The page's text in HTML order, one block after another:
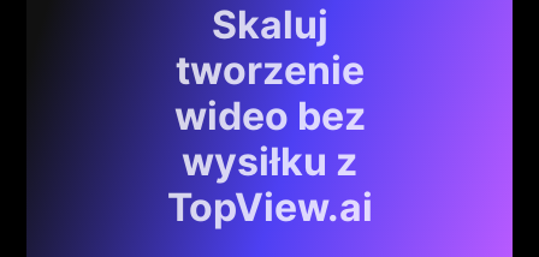
Skaluj
tworzenie
wideo bez
wysiłku z
TopView.ai